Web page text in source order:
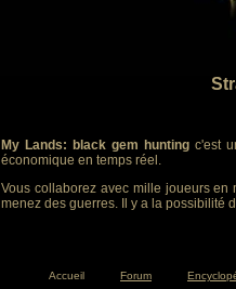
My Lands: black gem hunting c'est
économique en temps réel.
Vous collaborez avec mille joueurs
menez des guerres. Il y a la possibilité
Accueil Forum